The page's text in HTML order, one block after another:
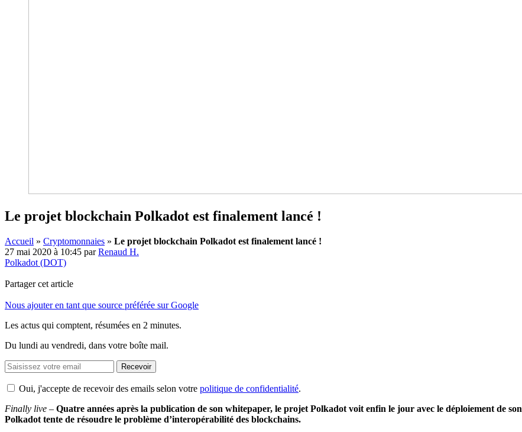
Le projet blockchain Polkadot est finalement lancé !
Accueil » Cryptomonnaies » Le projet blockchain Polkadot est finalement lancé !
27 mai 2020 à 10:45 parRenaud H.
Polkadot (DOT)
Partager cet article
Nous ajouter en tant que source préférée sur Google
Les actus qui comptent, résumées en 2 minutes.
Du lundi au vendredi, dans votre boîte mail.
Recevoir
Oui, j'accepte de recevoir des emails selon votre politique de confidentialité.
Finally live – Quatre années après la publication de son whitepaper, le projet Polkadot voit enfin le jour avec le déploiement de son
Polkadot tente de résoudre le problème d’interopérabilité des blockchains.